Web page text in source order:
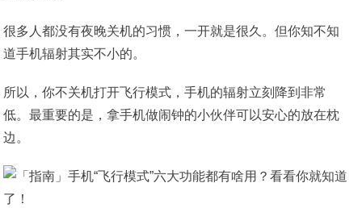
很多人都没有夜晚关机的习惯，一开就是很久。但你知不知
道手机辐射其实不小的。
所以，你不关机打开飞行模式，手机的辐射立刻降到非常
低。最重要的是，拿手机做闹钟的小伙伴可以安心的放在枕
边。